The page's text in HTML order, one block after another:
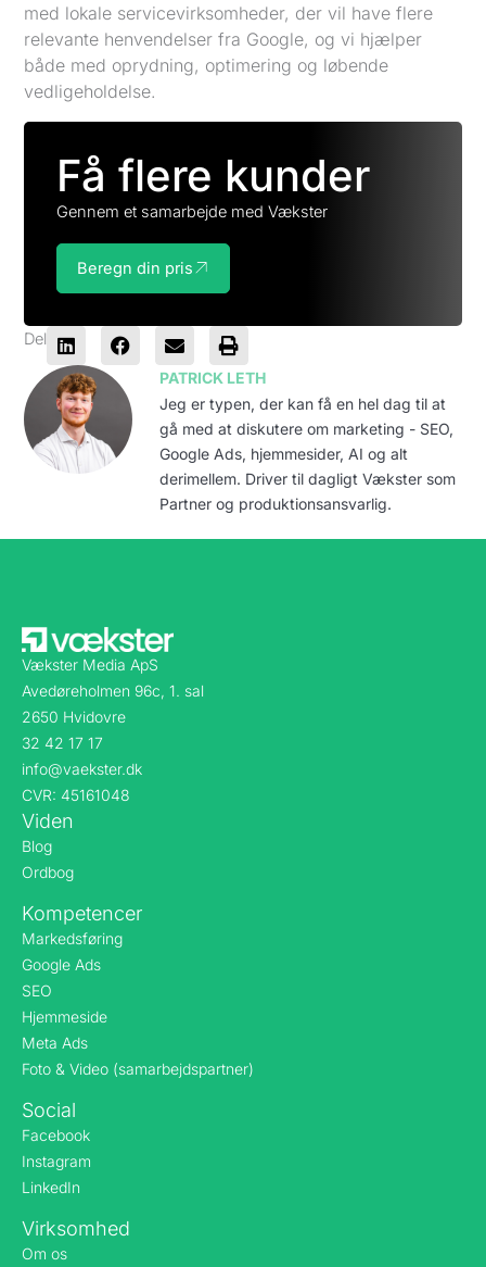
med lokale servicevirksomheder, der vil have flere
relevante henvendelser fra Google, og vi hjælper
både med oprydning, optimering og løbende
vedligeholdelse.
Få flere kunder
Gennem et samarbejde med Vækster
Beregn din pris
Del
PATRICK LETH
Jeg er typen, der kan få en hel dag til at
gå med at diskutere om marketing - SEO,
Google Ads, hjemmesider, AI og alt
derimellem. Driver til dagligt Vækster som
Partner og produktionsansvarlig.
Vækster Media ApS
Avedøreholmen 96c, 1. sal
2650 Hvidovre
32 42 17 17
info@vaekster.dk
CVR: 45161048
Viden
Blog
Ordbog
Kompetencer
Markedsføring
Google Ads
SEO
Hjemmeside
Meta Ads
Foto & Video (samarbejdspartner)
Social
Facebook
Instagram
LinkedIn
Virksomhed
Om os